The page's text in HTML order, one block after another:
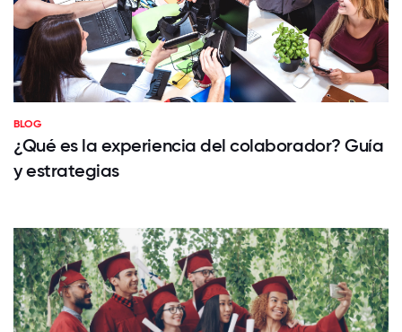
BLOG
¿Qué es la experiencia del colaborador? Guía
y estrategias